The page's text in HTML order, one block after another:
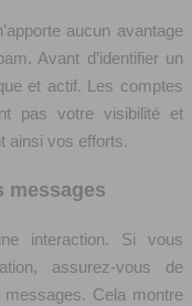
aucun avantage
Avant d’identifier un
et actif. Les comptes
pas votre visibilité et
ainsi vos efforts.
messages
interaction. Si vous
assurez-vous de
Cela montre